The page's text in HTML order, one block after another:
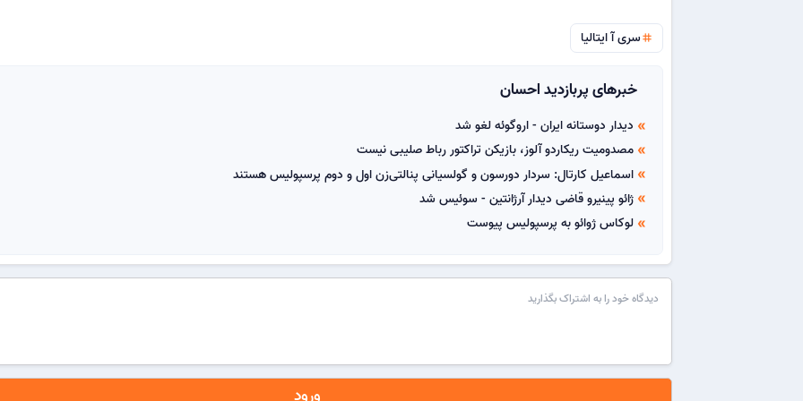
tag سری آ ایتالیا
خبرهای پربازدید احسان
double_arrow دیدار دوستانه ایران - اروگوئه لغو شد
double_arrow مصدومیت ریکاردو آلوز، بازیکن تراکتور رباط صلیبی نیست
double_arrow اسماعیل کارتال: سردار دورسون و گولسیانی پنالتی‌زن اول و دوم پرسپولیس هستند
double_arrow ژائو پینیرو قاضی دیدار آرژانتین - سوئیس شد
double_arrow لوکاس ژوائو به پرسپولیس پیوست
ورود